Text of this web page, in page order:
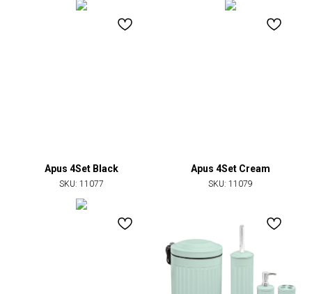
Apus 4Set Black
SKU: 11077
Apus 4Set Cream
SKU: 11079